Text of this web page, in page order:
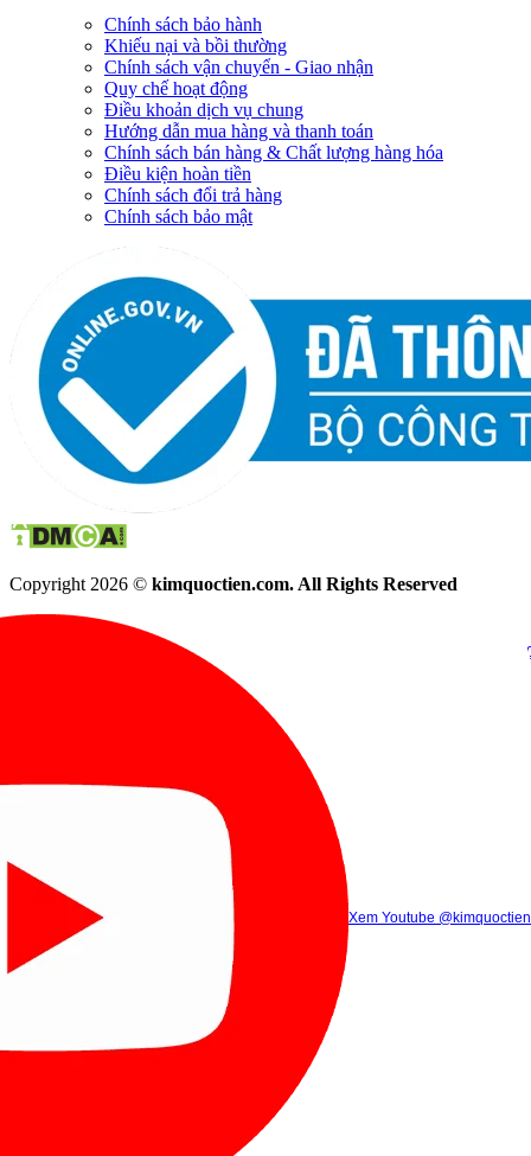
Chính sách bảo hành
Khiếu nại và bồi thường
Chính sách vận chuyển - Giao nhận
Quy chế hoạt động
Điều khoản dịch vụ chung
Hướng dẫn mua hàng và thanh toán
Chính sách bán hàng & Chất lượng hàng hóa
Điều kiện hoàn tiền
Chính sách đổi trả hàng
Chính sách bảo mật
Copyright 2026 © kimquoctien.com. All Rights Reserved
Xem Tik Tok
(8h00 - 21h30)
(8h00 -
Gọi điện (8h00 - 21h30)
Xem Youtube @kimquoctien